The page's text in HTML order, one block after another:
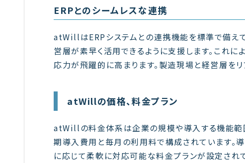
ERPとのシームレスな連携
atWillはERPシステムとの連携機能を標準で備え
営層が素早く活用できるように支援します。これ
応力が飛躍的に高まります。製造現場と経営層をリ
atWillの価格、料金プラン
atWillの料金体系は企業の規模や導入する機能範
期導入費用と毎月の利用料で構成されています。
に応じて柔軟に対応可能な料金プランが設定され